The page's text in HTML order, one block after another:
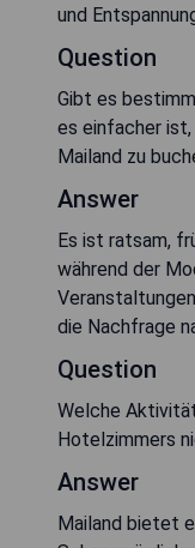
und
Question
Gibt es
es einfacher
Mailand zu
Answer
Es ist ratsam,
während der
die Nachfrage
Question
Welche
Hotelzimmers
Answer
Mailand bietet